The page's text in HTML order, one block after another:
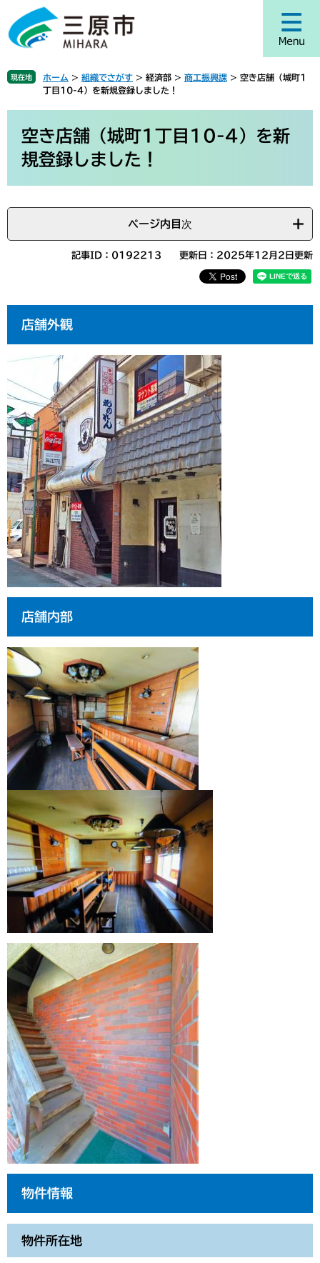
ジ
頭
す
ュ
飛
し
現在地 ホーム > 組織でさがす > 経済部 > 商工振興課 > 空き店舗（城町1
丁目10-4）を新規登録しました！
空き店舗（城町1丁目10-4）を新
規登録しました！
ページ内目次
記事ID：0192213 更新日：2025年12月2日更新
店舗外観
店舗内部
物件情報
物件所在地